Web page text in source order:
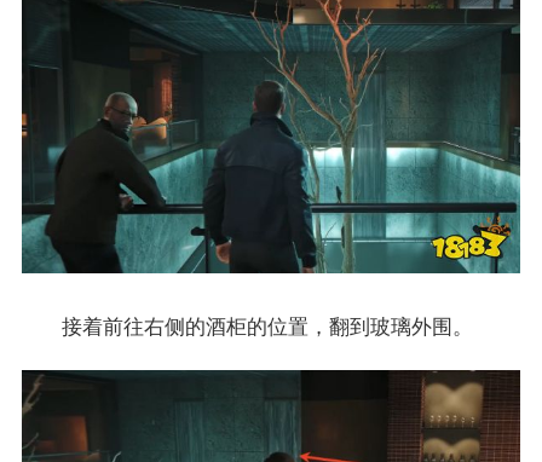
接着前往右侧的酒柜的位置，翻到玻璃外围。